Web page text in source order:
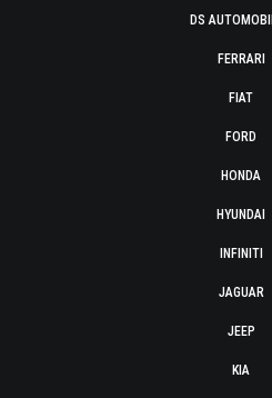
DS
FERRARI
FIAT
FORD
HONDA
HYUNDAI
INFINITI
JAGUAR
JEEP
KIA